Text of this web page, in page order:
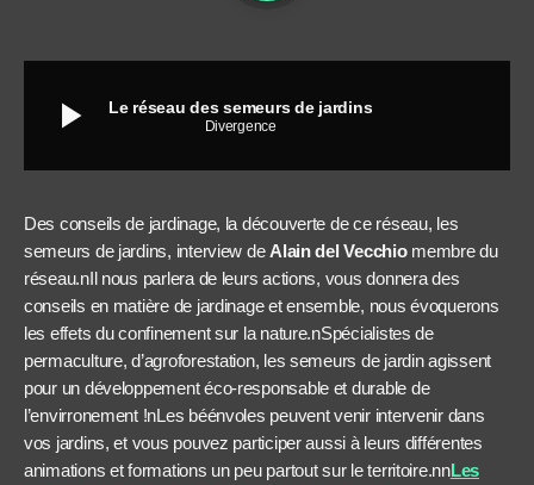
play_arrow Le réseau des semeurs de jardins
Divergence
Des conseils de jardinage, la découverte de ce réseau, les
semeurs de jardins, interview de Alain del Vecchiomembre du
réseau.nIl nous parlera de leurs actions, vous donnera des
conseils en matière de jardinage et ensemble, nous évoquerons
les effets du confinement sur la nature.nSpécialistes de
permaculture, d’agroforestation, les semeurs de jardin agissent
pour un développement éco-responsable et durable de
l’envirronement !nLes béénvoles peuvent venir intervenir dans
vos jardins, et vous pouvez participer aussi à leurs différentes
animations et formations un peu partout sur le territoire.nnLes